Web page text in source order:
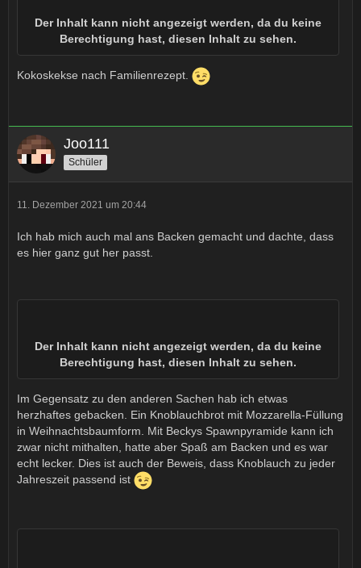
Der Inhalt kann nicht angezeigt werden, da du keine
Berechtigung hast, diesen Inhalt zu sehen.
Kokoskekse nach Familienrezept.
Joo111
Schüler
11. Dezember 2021 um 20:44
Ich hab mich auch mal ans Backen gemacht und dachte, dass
es hier ganz gut her passt.
Der Inhalt kann nicht angezeigt werden, da du keine
Berechtigung hast, diesen Inhalt zu sehen.
Im Gegensatz zu den anderen Sachen hab ich etwas
herzhaftes gebacken. Ein Knoblauchbrot mit Mozzarella-Füllung
in Weihnachtsbaumform. Mit Beckys Spawnpyramide kann ich
zwar nicht mithalten, hatte aber Spaß am Backen und es war
echt lecker. Dies ist auch der Beweis, dass Knoblauch zu jeder
Jahreszeit passend ist